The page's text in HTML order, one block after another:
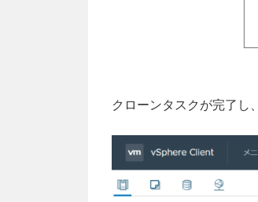
クローンタスクが完了し